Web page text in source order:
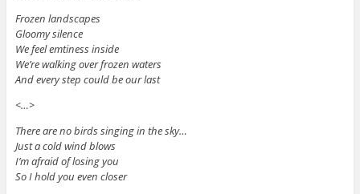
Frozen landscapes
Gloomy silence
We feel emtiness inside
We’re walking over frozen waters
And every step could be our last
<…>
There are no birds singing in the sky…
Just a cold wind blows
I’m afraid of losing you
So I hold you even closer